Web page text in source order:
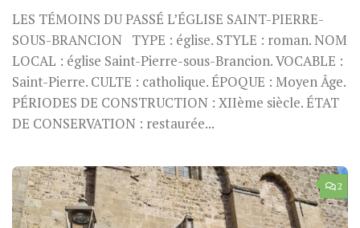
LES TÉMOINS DU PASSÉ L’ÉGLISE SAINT-PIERRE-
SOUS-BRANCION TYPE : église. STYLE : roman. NOM
LOCAL : église Saint-Pierre-sous-Brancion. VOCABLE :
Saint-Pierre. CULTE : catholique. ÉPOQUE : Moyen Âge.
PÉRIODES DE CONSTRUCTION : XIIème siècle. ÉTAT
DE CONSERVATION : restaurée...
2